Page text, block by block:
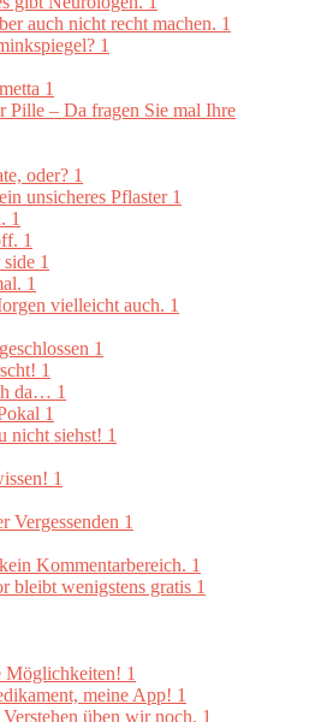
auch nicht recht machen. 1
1
1
Pille – Da fragen Sie mal Ihre
oder? 1
unsicheres Pflaster 1
1
1
1
1
vielleicht auch. 1
1
1
da… 1
1
nicht siehst! 1
1
Vergessenden 1
Kommentarbereich. 1
bleibt wenigstens gratis 1
Möglichkeiten! 1
meine App! 1
üben wir noch. 1